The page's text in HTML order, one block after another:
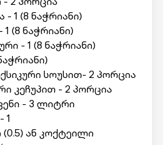
1 (8 ნაჭრიანი)
(8 ნაჭრიანი)
- 1 (8 ნაჭრიანი)
სოუსით- 2 პორცია
კეჩუპით - 2 პორცია
- 3 ლიტრი
1
ან კოქტეილი